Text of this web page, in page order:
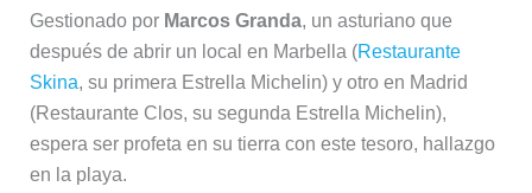
Gestionado por Marcos Granda, un asturiano que
después de abrir un local en Marbella (Restaurante
Skina, su primera Estrella Michelin) y otro en Madrid
(Restaurante Clos, su segunda Estrella Michelin),
espera ser profeta en su tierra con este tesoro, hallazgo
en la playa.